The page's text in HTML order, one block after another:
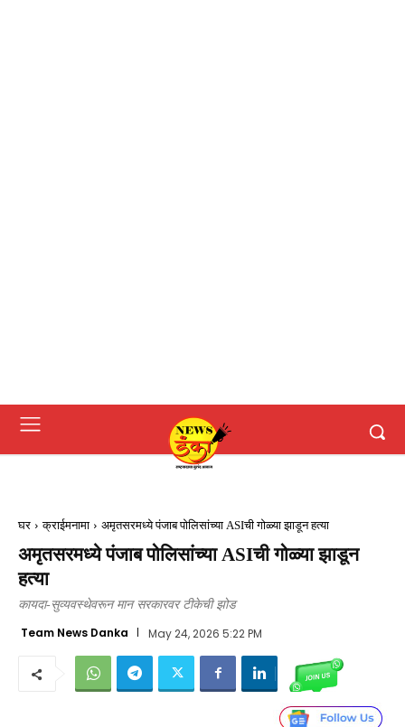
घर क्राईमनामा अमृतसरमध्ये पंजाब पोलिसांच्या ASIची गोळ्या झाडून हत्या
अमृतसरमध्ये पंजाब पोलिसांच्या ASIची गोळ्या झाडून
हत्या
कायदा-सुव्यवस्थेवरून मान सरकारवर टीकेची झोड
Team News Danka May 24, 2026 5:22 PM